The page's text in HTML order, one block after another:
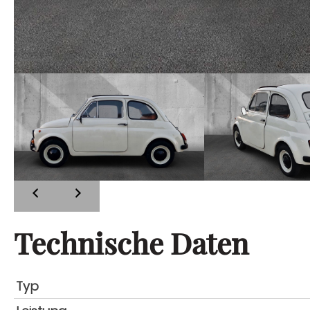
Technische Daten
Typ